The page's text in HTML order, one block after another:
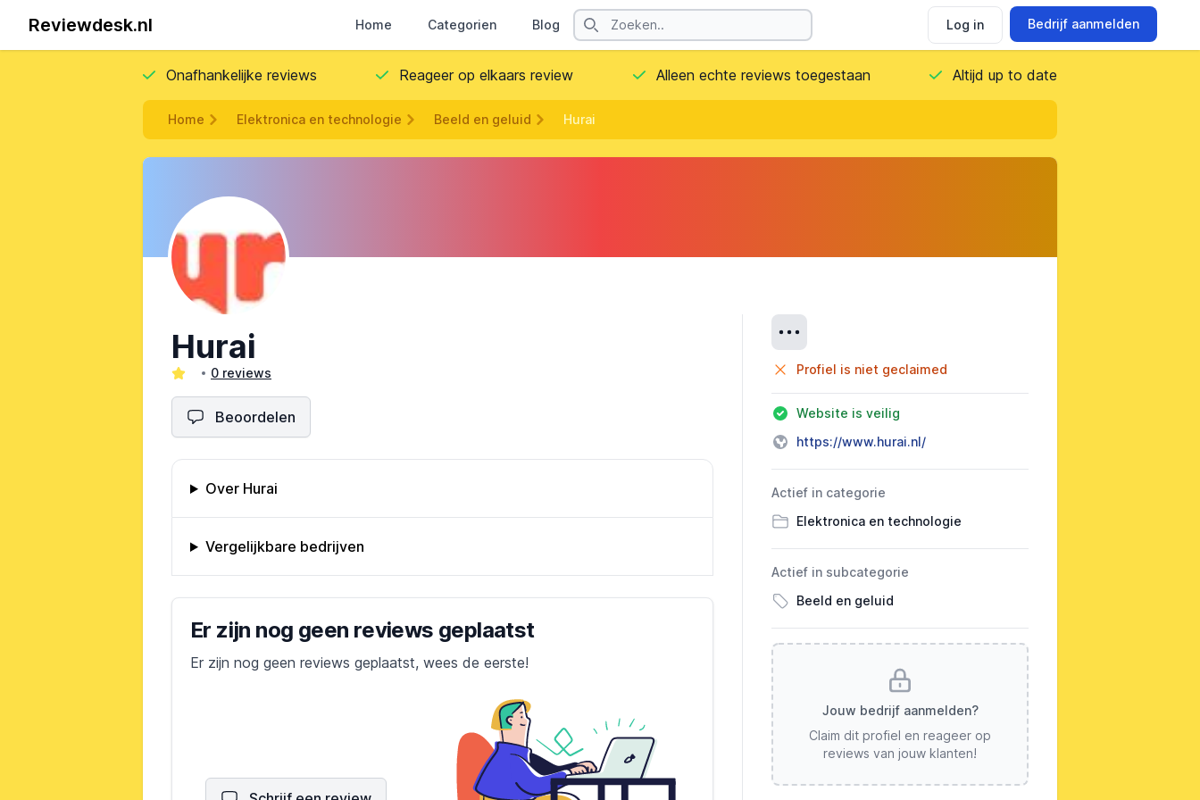
Reviewdesk.nl Home Categorien Blog Contact
Search
Log in Bedrijf aanmelden
Onafhankelijke reviews Reageer op elkaars review Alleen echte reviews toegestaan Altijd up to date
Home Elektronica en technologie Beeld en geluid Hurai
Hurai
0 reviews
Beoordelen
Omschrijving bedrijf
Over Hurai
Vergelijkbare bedrijven
Bedrijfs reviews
Er zijn nog geen reviews geplaatst
Er zijn nog geen reviews geplaatst, wees de eerste!
Profiel is niet geclaimed
Website is veilig
https://www.hurai.nl/
Actief in categorie
Elektronica en technologie
Actief in subcategorie
Beeld en geluid
Jouw bedrijf aanmelden?
Claim dit profiel en reageer op
reviews van jouw klanten!